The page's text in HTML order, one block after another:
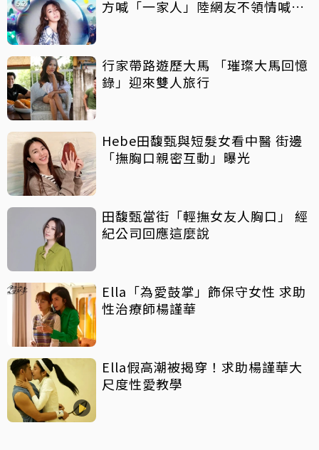
方喊「一家人」陸網友不領情喊抵
行家帶路遊歷大馬 「璀璨大馬回憶
錄」迎來雙人旅行
Hebe田馥甄與短髮女看中醫 街邊
「撫胸口親密互動」曝光
田馥甄當街「輕撫女友人胸口」 經
紀公司回應這麼說
Ella「為愛鼓掌」飾保守女性 求助
性治療師楊謹華
Ella假高潮被揭穿！求助楊謹華大
尺度性愛教學